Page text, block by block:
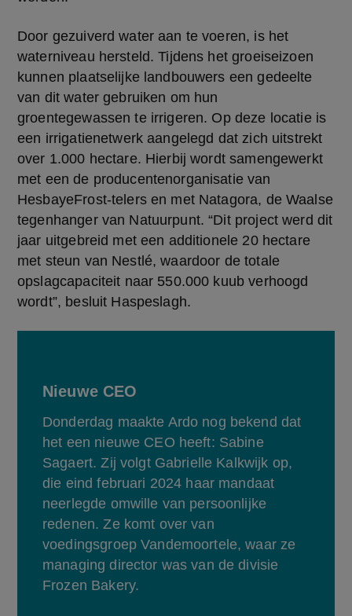
Door gezuiverd water aan te voeren, is het
waterniveau hersteld. Tijdens het groeiseizoen
kunnen plaatselijke landbouwers een gedeelte
van dit water gebruiken om hun
groentegewassen te irrigeren. Op deze locatie is
een irrigatienetwerk aangelegd dat zich uitstrekt
over 1.000 hectare. Hierbij wordt samengewerkt
met een de producentenorganisatie van
HesbayeFrost-telers en met Natagora, de Waalse
tegenhanger van Natuurpunt. “Dit project werd dit
jaar uitgebreid met een additionele 20 hectare
met steun van Nestlé, waardoor de totale
opslagcapaciteit naar 550.000 kuub verhoogd
wordt”, besluit Haspeslagh.
Nieuwe CEO
Donderdag maakte Ardo nog bekend dat
het een nieuwe CEO heeft: Sabine
Sagaert. Zij volgt Gabrielle Kalkwijk op,
die eind februari 2024 haar mandaat
neerlegde omwille van persoonlijke
redenen. Ze komt over van
voedingsgroep Vandemoortele, waar ze
managing director was van de divisie
Frozen Bakery.